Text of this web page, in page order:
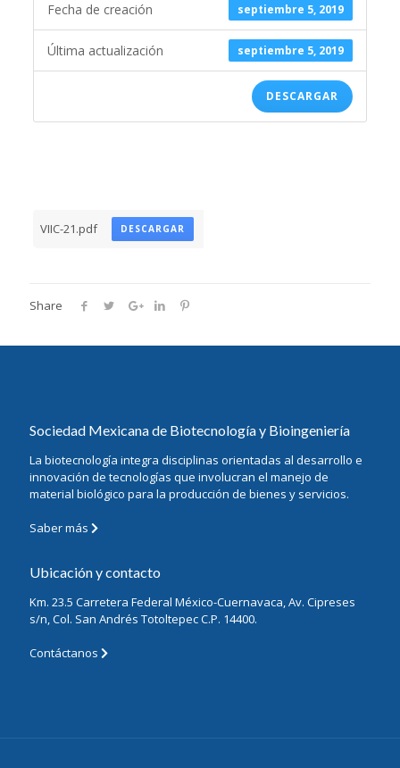
septiembre 5, 2019
Fecha de creación
septiembre 5, 2019
Última actualización
DESCARGAR
VIIC-21.pdf DESCARGAR
Share
Sociedad Mexicana de Biotecnología y Bioingeniería
La biotecnología integra disciplinas orientadas al desarrollo e
innovación de tecnologías que involucran el manejo de
material biológico para la producción de bienes y servicios.
Saber más
Ubicación y contacto
Km. 23.5 Carretera Federal México-Cuernavaca, Av. Cipreses
s/n, Col. San Andrés Totoltepec C.P. 14400.
Contáctanos